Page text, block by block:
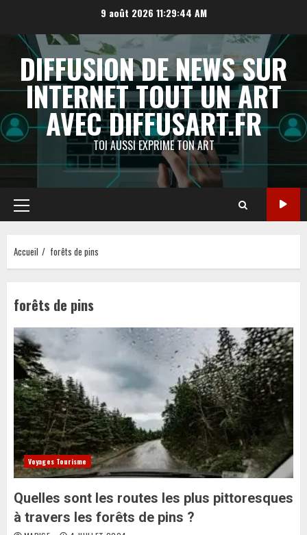
contenu
9 août 2026 11:29:44 AM
DIFFUSION DE NEWS SUR
INTERNET TOUT UN ART
AVEC DIFFUSART.FR
TOI AUSSI EXPRIME TON ART
Menu
principal
Accueil forêts de pins
forêts de pins
Voyages Tourisme
Quelles sont les routes les plus pittoresques
à travers les forêts de pins ?